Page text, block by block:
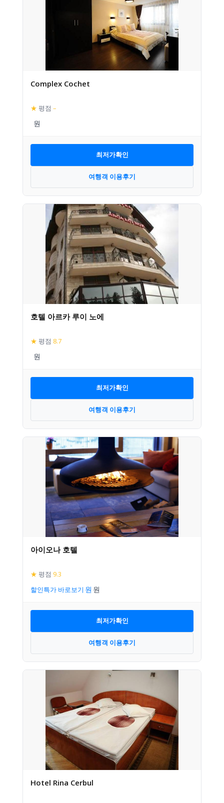
Complex Cochet
★ 평점 –
최저가확인
여행객 이용후기
호텔 아르카 루이 노에
★ 평점 8.7
최저가확인
여행객 이용후기
아이오나 호텔
★ 평점 9.3
할인특가 바로보기
최저가확인
여행객 이용후기
Hotel Rina Cerbul